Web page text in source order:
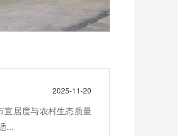
2025-11-20
宜居度与农村生态质量
...